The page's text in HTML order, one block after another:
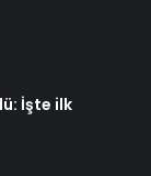
İşte ilk